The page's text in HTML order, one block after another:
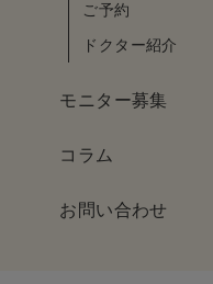
ご予約
ドクター紹介
モニター募集
コラム
お問い合わせ